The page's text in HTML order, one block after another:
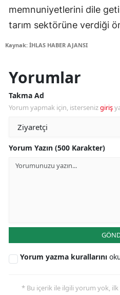
memnuniyetlerini dile
tarım sektörüne verdiği
Kaynak: İHLAS HABER AJANSI
Yorumlar
Takma Ad
Yorum yapmak için, istersenizgiriş
Yorum Yazın (500 Karakter)
Yorum yazma kurallarını
* Bu içerik ile ilgili yorum yok, ilk